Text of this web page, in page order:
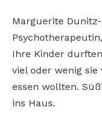
Marguerite
Ihre Kinder
viel oder wenig
essen wollten.
ins Haus.